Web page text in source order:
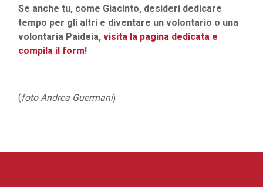
Se anche tu, come Giacinto, desideri dedicare
tempo per gli altri e diventare un volontario o una
volontaria Paideia,visita la pagina dedicata e
compila il form!
(foto Andrea Guermani)